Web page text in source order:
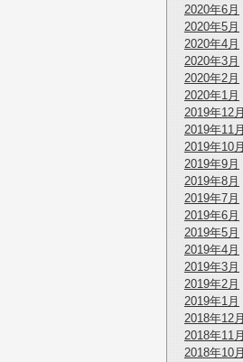
2020年6月
2020年5月
2020年4月
2020年3月
2020年2月
2020年1月
2019年12月
2019年11月
2019年10月
2019年9月
2019年8月
2019年7月
2019年6月
2019年5月
2019年4月
2019年3月
2019年2月
2019年1月
2018年12月
2018年11月
2018年10月